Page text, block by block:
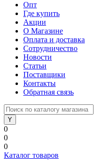
Опт
Где купить
Акции
О Магазине
Оплата и доставка
Сотрудничество
Новости
Статьи
Поставщики
Контакты
Обратная связь
0
0
0
Каталог товаров